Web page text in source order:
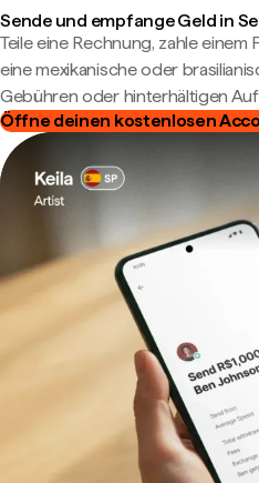
Sende und empfange Geld in
Teile eine Rechnung, zahle
eine mexikanische oder
Gebühren oder hinterhältigen
Öffne deinen kostenlosen